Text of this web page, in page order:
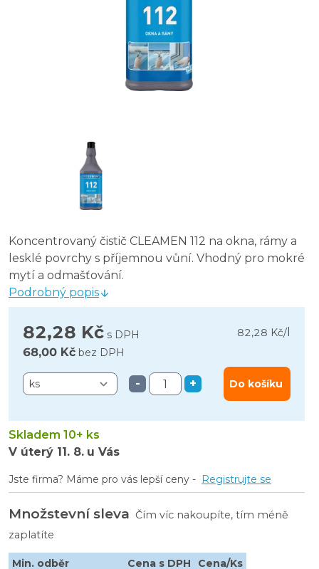
Merida NANO GLASS s rozprašovačem 0,6 l
Iron čistič oken s rozprašovačem 1 l
CLEAMEN 110 skleněné plochy 5 l
Sidolux ECO skla a zrcadla 500 ml
Koncentrovaný čistič CLEAMEN 112 na okna, rámy a
lesklé povrchy s příjemnou vůní. Vhodný pro mokré
mytí a odmašťování.
Podrobný popis
82,28 Kč s DPH 82,28 Kč/
68,00 Kč bez DPH
- + Do košíku
Skladem 10+ ks
V úterý 11. 8. u Vás
Jste firma? Máme pro vás lepší ceny - Registrujte se
Množstevní sleva Čím víc nakoupíte, tím méně
zaplatíte
Min. odběr Cena s DPH Cena/Ks